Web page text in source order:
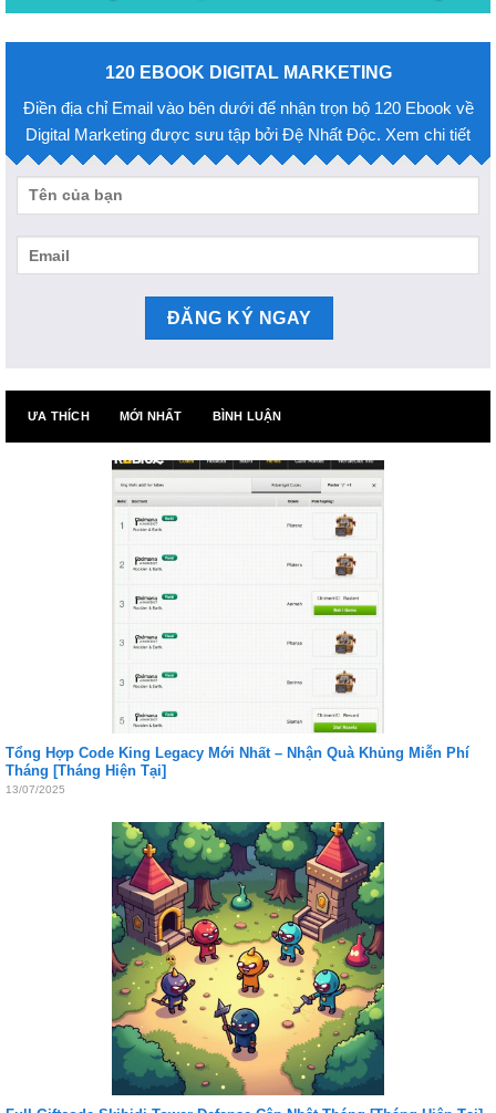
120 EBOOK DIGITAL MARKETING
Điền địa chỉ Email vào bên dưới để nhận trọn bộ 120 Ebook về
Digital Marketing được sưu tập bởi Đệ Nhất Độc. Xem chi tiết
ƯA THÍCH MỚI NHẤT BÌNH LUẬN
Tổng Hợp Code King Legacy Mới Nhất – Nhận Quà Khủng Miễn Phí
Tháng [Tháng Hiện Tại]
13/07/2025